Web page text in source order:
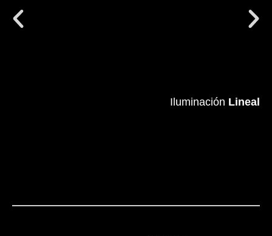
Iluminación Lineal
Iluminación Lineal